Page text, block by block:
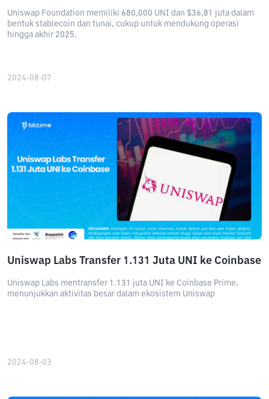
Uniswap Foundation memiliki 680,000 UNI dan $36,81 juta dalam
bentuk stablecoin dan tunai, cukup untuk mendukung operasi
hingga akhir 2025.
2024-08-07
Uniswap Labs Transfer 1.131 Juta UNI ke Coinbase
Uniswap Labs mentransfer 1.131 juta UNI ke Coinbase Prime,
menunjukkan aktivitas besar dalam ekosistem Uniswap
2024-08-03